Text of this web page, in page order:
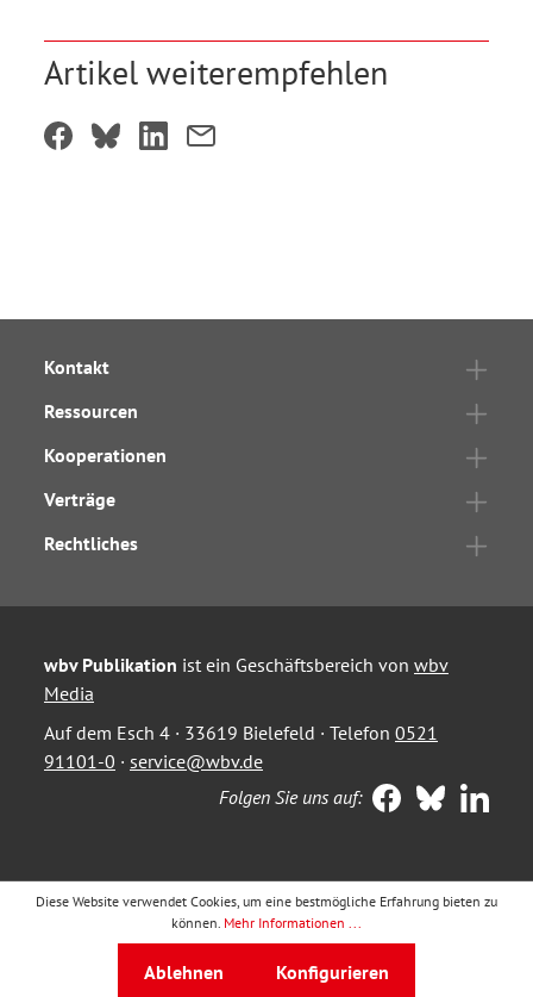
Artikel weiterempfehlen
Kontakt
Ressourcen
Kooperationen
Verträge
Rechtliches
wbv Publikation ist ein Geschäftsbereich von wbv
Media
Auf dem Esch 4 · 33619 Bielefeld · Telefon 0521
91101-0 · service@wbv.de
Folgen Sie uns auf:
Diese Website verwendet Cookies, um eine bestmögliche Erfahrung bieten zu
können. Mehr Informationen ...
Ablehnen Konfigurieren